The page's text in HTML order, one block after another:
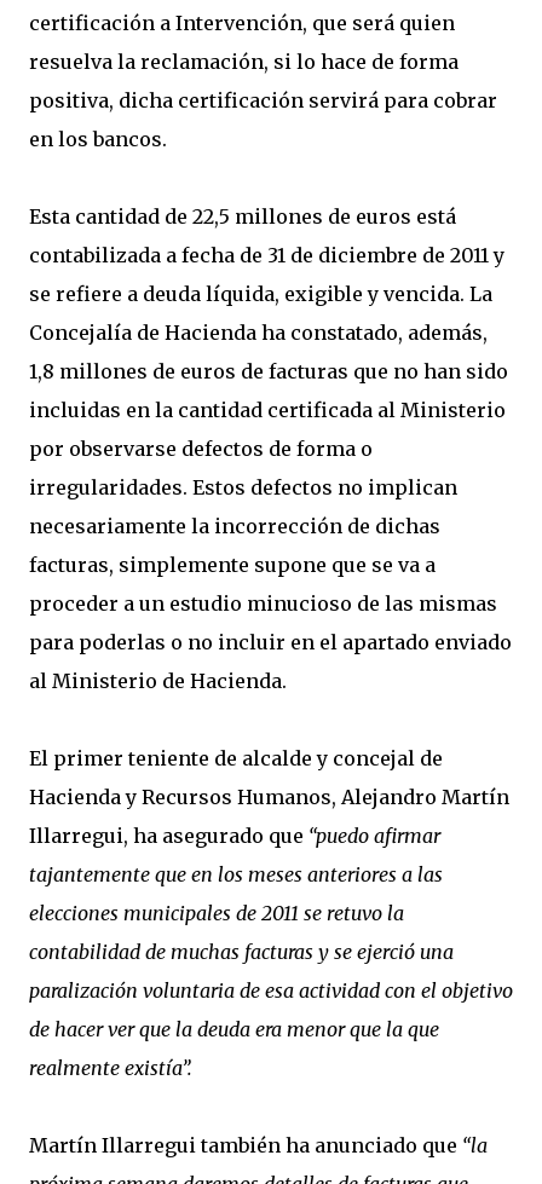
certificación a Intervención, que será quien
resuelva la reclamación, si lo hace de forma
positiva, dicha certificación servirá para cobrar
en los bancos.
Esta cantidad de 22,5 millones de euros está
contabilizada a fecha de 31 de diciembre de 2011 y
se refiere a deuda líquida, exigible y vencida. La
Concejalía de Hacienda ha constatado, además,
1,8 millones de euros de facturas que no han sido
incluidas en la cantidad certificada al Ministerio
por observarse defectos de forma o
irregularidades. Estos defectos no implican
necesariamente la incorrección de dichas
facturas, simplemente supone que se va a
proceder a un estudio minucioso de las mismas
para poderlas o no incluir en el apartado enviado
al Ministerio de Hacienda.
El primer teniente de alcalde y concejal de
Hacienda y Recursos Humanos, Alejandro Martín
Illarregui, ha asegurado que “puedo afirmar
tajantemente que en los meses anteriores a las
elecciones municipales de 2011 se retuvo la
contabilidad de muchas facturas y se ejerció una
paralización voluntaria de esa actividad con el objetivo
de hacer ver que la deuda era menor que la que
realmente existía”.
Martín Illarregui también ha anunciado que “la